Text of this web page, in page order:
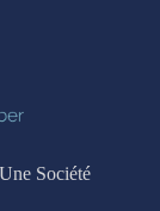
Société